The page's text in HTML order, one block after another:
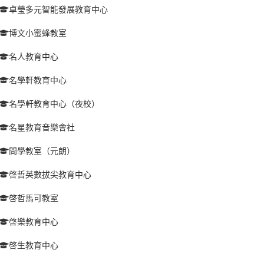
卓瑩多元智能發展教育中心
博文小蜜蜂教室
名人教育中心
名學軒教育中心
名學軒教育中心（夜校）
名星教育音樂會社
問學教室（元朗）
啓哲英數拔尖教育中心
啓哲馬可教室
啓樂教育中心
啓生教育中心